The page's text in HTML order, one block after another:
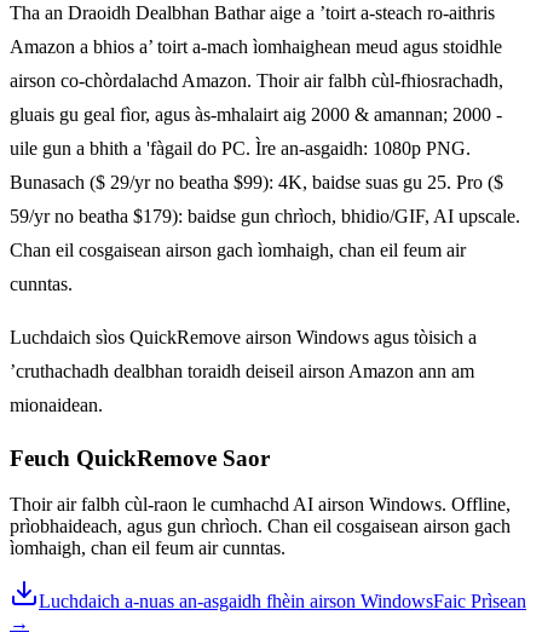
Tha an Draoidh Dealbhan Bathar aige a ’toirt a-steach ro-aithris
Amazon a bhios a’ toirt a-mach ìomhaighean meud agus stoidhle
airson co-chòrdalachd Amazon. Thoir air falbh cùl-fhiosrachadh,
gluais gu geal fìor, agus às-mhalairt aig 2000 & amannan; 2000 -
uile gun a bhith a 'fàgail do PC. Ìre an-asgaidh: 1080p PNG.
Bunasach ($ 29/yr no beatha $99): 4K, baidse suas gu 25. Pro ($
59/yr no beatha $179): baidse gun chrìoch, bhidio/GIF, AI upscale.
Chan eil cosgaisean airson gach ìomhaigh, chan eil feum air
cunntas.
Luchdaich sìos QuickRemove airson Windows agus tòisich a
’cruthachadh dealbhan toraidh deiseil airson Amazon ann am
mionaidean.
Feuch QuickRemove Saor
Thoir air falbh cùl-raon le cumhachd AI airson Windows. Offline,
prìobhaideach, agus gun chrìoch. Chan eil cosgaisean airson gach
ìomhaigh, chan eil feum air cunntas.
Luchdaich a-nuas an-asgaidh fhèin airson WindowsFaic Prìsean
→